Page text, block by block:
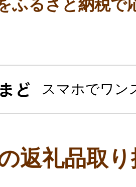
ふるさと納税で
スマホでワン
返礼品取